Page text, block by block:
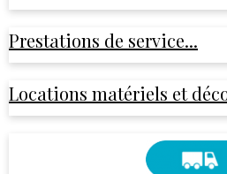
Prestations de service...
Locations matériels et